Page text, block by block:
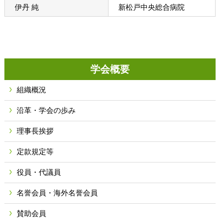
伊丹 純 新松戸中央総合病院
学会概要
組織概況
沿革・学会の歩み
理事長挨拶
定款規定等
役員・代議員
名誉会員・海外名誉会員
賛助会員